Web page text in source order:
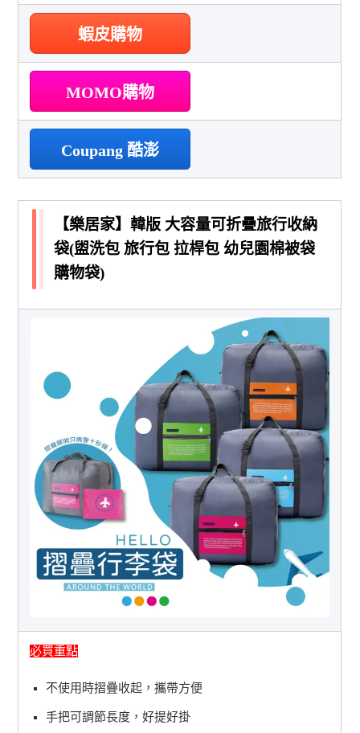
蝦皮購物
MOMO購物
Coupang 酷澎
【樂居家】韓版 大容量可折疊旅行收納
袋(盥洗包 旅行包 拉桿包 幼兒園棉被袋
購物袋)
必買重點
不使用時摺疊收起，攜帶方便
手把可調節長度，好提好掛